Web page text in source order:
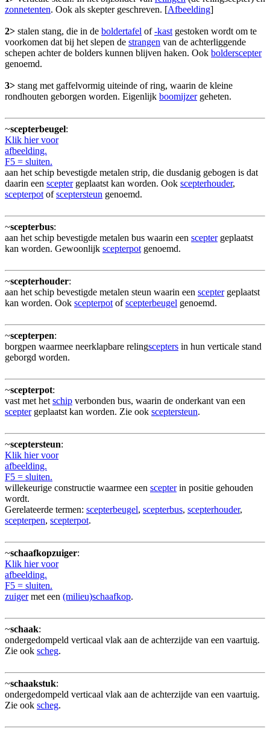
zonnetenten. Ook als skepter geschreven. [Afbeelding]
2> stalen stang, die in de boldertafel of-kast gestoken wordt om te
voorkomen dat bij het slepen de strangen van de achterliggende
schepen achter de bolders kunnen blijven haken. Ook bolderscepter
genoemd.
3> stang met gaffelvormig uiteinde of ring, waarin de kleine
rondhouten geborgen worden. Eigenlijk boomijzergeheten.
~scepterbeugel:
Klik hier voor
afbeelding.
F5 = sluiten.
aan het schip bevestigde metalen strip, die dusdanig gebogen is dat
daarin een sceptergeplaatst kan worden. Ook scepterhouder,
scepterpot ofsceptersteun genoemd.
~scepterbus:
aan het schip bevestigde metalen bus waarin een sceptergeplaatst
kan worden. Gewoonlijk scepterpot genoemd.
~scepterhouder:
aan het schip bevestigde metalen steun waarin een sceptergeplaatst
kan worden. Ook scepterpot ofscepterbeugel genoemd.
~scepterpen:
borgpen waarmee neerklapbare relingscepters in hun verticale stand
geborgd worden.
~scepterpot:
vast met het schip verbonden bus, waarin de onderkant van een
sceptergeplaatst kan worden. Zie ook sceptersteun.
~sceptersteun:
Klik hier voor
afbeelding.
F5 = sluiten.
willekeurige constructie waarmee een scepterin positie gehouden
wordt.
Gerelateerde termen: scepterbeugel, scepterbus, scepterhouder,
scepterpen, scepterpot.
~schaafkopzuiger:
Klik hier voor
afbeelding.
F5 = sluiten.
zuigermet een (milieu)schaafkop.
~schaak:
ondergedompeld verticaal vlak aan de achterzijde van een vaartuig.
Zie ook scheg.
~schaakstuk:
ondergedompeld verticaal vlak aan de achterzijde van een vaartuig.
Zie ook scheg.